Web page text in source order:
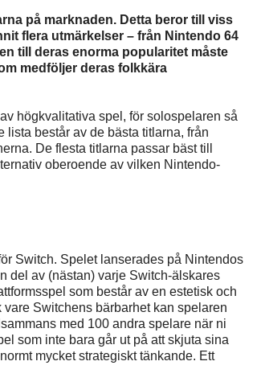
på marknaden. Detta beror till viss
flera utmärkelser – från Nintendo 64
till deras enorma popularitet måste
medföljer deras folkkära
högkvalitativa spel, för solospelaren så
består av de bästa titlarna, från
De flesta titlarna passar bäst till
oberoende av vilken Nintendo-
Switch. Spelet lanserades på Nintendos
del av (nästan) varje Switch-älskares
som består av en estetisk och
Switchens bärbarhet kan spelaren
med 100 andra spelare när ni
som inte bara går ut på att skjuta sina
mycket strategiskt tänkande. Ett